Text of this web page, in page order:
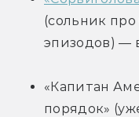
(сольник про
эпизодов) —
«Капитан
порядок»